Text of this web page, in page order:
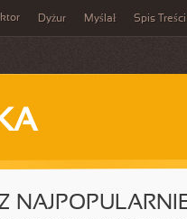
Dyżur Myślał Spis Treści